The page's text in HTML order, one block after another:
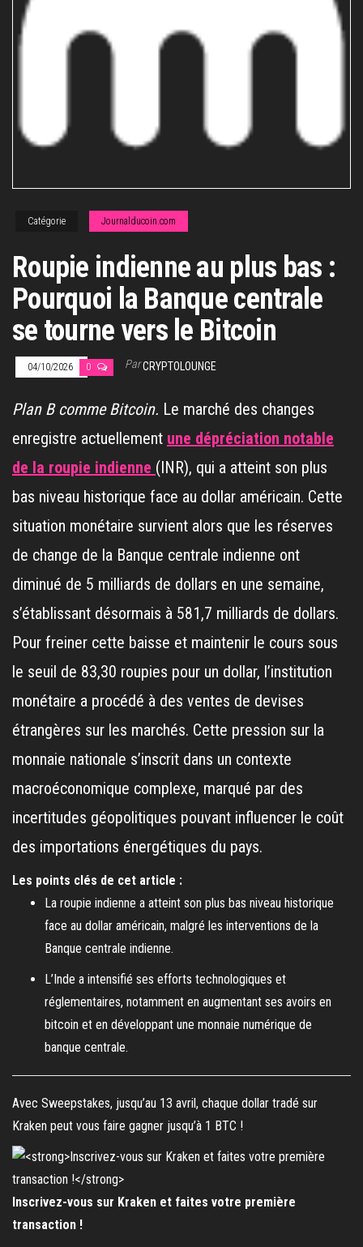
Catégorie Journalducoin.com
Roupie indienne au plus bas :
Pourquoi la Banque centrale
se tourne vers le Bitcoin
04/10/2026 0 ParCRYPTOLOUNGE
Plan B comme Bitcoin. Le marché des changes
enregistre actuellement une dépréciation notable
de la roupie indienne (INR), qui a atteint son plus
bas niveau historique face au dollar américain. Cette
situation monétaire survient alors que les réserves
de change de la Banque centrale indienne ont
diminué de 5 milliards de dollars en une semaine,
s’établissant désormais à 581,7 milliards de dollars.
Pour freiner cette baisse et maintenir le cours sous
le seuil de 83,30 roupies pour un dollar, l’institution
monétaire a procédé à des ventes de devises
étrangères sur les marchés. Cette pression sur la
monnaie nationale s’inscrit dans un contexte
macroéconomique complexe, marqué par des
incertitudes géopolitiques pouvant influencer le coût
des importations énergétiques du pays.
Les points clés de cet article :
La roupie indienne a atteint son plus bas niveau historique
face au dollar américain, malgré les interventions de la
Banque centrale indienne.
L’Inde a intensifié ses efforts technologiques et
réglementaires, notamment en augmentant ses avoirs en
bitcoin et en développant une monnaie numérique de
banque centrale.
Avec Sweepstakes, jusqu’au 13 avril, chaque dollar tradé sur
Kraken peut vous faire gagner jusqu’à 1 BTC !
Inscrivez-vous sur Kraken et faites votre première
transaction !